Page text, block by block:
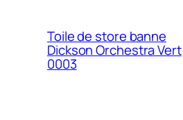
Toile de store banne
Dickson Orchestra Vert
0003